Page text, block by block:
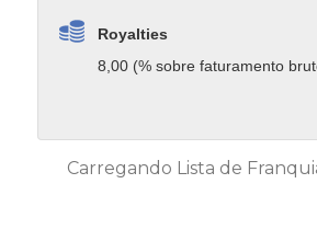
Royalties
8,00 (% sobre faturamento
Carregando Lista de